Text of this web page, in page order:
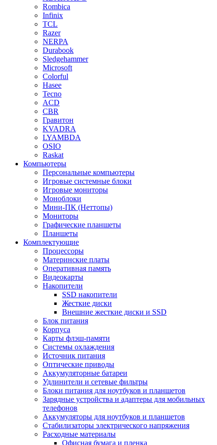
Rombica
Infinix
TCL
Razer
NERPA
Durabook
Sledgehammer
Microsoft
Colorful
Hasee
Tecno
ACD
CBR
Гравитон
KVADRA
LYAMBDA
OSIO
Raskat
Компьютеры
Персональные компьютеры
Игровые системные блоки
Игровые мониторы
Моноблоки
Мини-ПК (Неттопы)
Мониторы
Графические планшеты
Планшеты
Комплектующие
Процессоры
Материнские платы
Оперативная память
Видеокарты
Накопители
SSD накопители
Жесткие диски
Внешние жесткие диски и SSD
Блок питания
Корпуса
Карты флэш-памяти
Системы охлаждения
Источник питания
Оптические приводы
Аккумуляторные батареи
Удлинители и сетевые фильтры
Блоки питания для ноутбуков и планшетов
Зарядные устройства и адаптеры для мобильных
телефонов
Аккумуляторы для ноутбуков и планшетов
Стабилизаторы электрического напряжения
Расходные материалы
Офисная бумага и пленка